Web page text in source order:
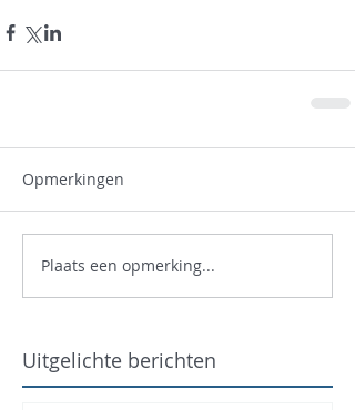
Opmerkingen
Plaats een opmerking...
Uitgelichte berichten